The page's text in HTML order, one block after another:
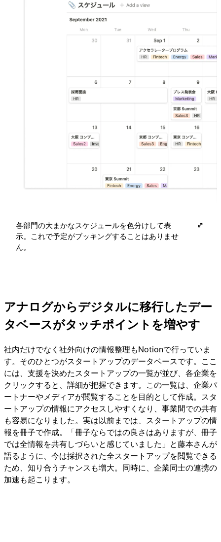
各部門の大まかなスケジュールを色分けして表
示。これで予定がブッキングすることはありませ
ん。
アナログからデジタルに移行したデー
タベースがタッチポイントを増やす
社内だけでなく社外向けの情報整理もNotionで行っていま
す。そのひとつがスタートアップのデータベースです。ここ
には、支援を決めたスタートアップの一覧が並び、各企業を
クリックすると、詳細が把握できます。この一覧は、企業パ
ートナーやメディアが閲覧することを目的として作成。スタ
ートアップの情報にアクセスしやすくなり、事業間での共有
も容易になりました。実は以前までは、スタートアップの情
報を冊子で作成。「冊子ならではの良さはありますが、冊子
では全情報を共有しづらいと感じていました」と藤本さんが
語るように、今は採択された全スタートアップを閲覧できる
ため、知り合うチャンスも増大。同時に、企業同士の連携の
加速も起こります。